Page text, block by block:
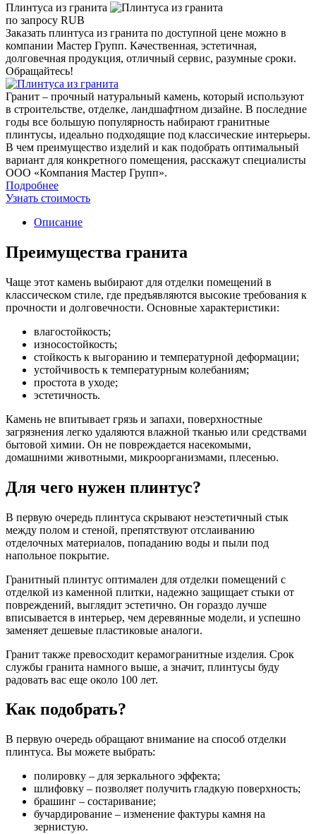
Плинтуса из гранита
по запросу RUB
Заказать плинтуса из гранита по доступной цене можно в
компании Мастер Групп. Качественная, эстетичная,
долговечная продукция, отличный сервис, разумные сроки.
Обращайтесь!
Гранит – прочный натуральный камень, который используют
в строительстве, отделке, ландшафтном дизайне. В последние
годы все большую популярность набирают гранитные
плинтусы, идеально подходящие под классические интерьеры.
В чем преимущество изделий и как подобрать оптимальный
вариант для конкретного помещения, расскажут специалисты
ООО «Компания Мастер Групп».
Подробнее
Узнать стоимость
Описание
Преимущества гранита
Чаще этот камень выбирают для отделки помещений в
классическом стиле, где предъявляются высокие требования к
прочности и долговечности. Основные характеристики:
влагостойкость;
износостойкость;
стойкость к выгоранию и температурной деформации;
устойчивость к температурным колебаниям;
простота в уходе;
эстетичность.
Камень не впитывает грязь и запахи, поверхностные
загрязнения легко удаляются влажной тканью или средствами
бытовой химии. Он не повреждается насекомыми,
домашними животными, микроорганизмами, плесенью.
Для чего нужен плинтус?
В первую очередь плинтуса скрывают неэстетичный стык
между полом и стеной, препятствуют отслаиванию
отделочных материалов, попаданию воды и пыли под
напольное покрытие.
Гранитный плинтус оптимален для отделки помещений с
отделкой из каменной плитки, надежно защищает стыки от
повреждений, выглядит эстетично. Он гораздо лучше
вписывается в интерьер, чем деревянные модели, и успешно
заменяет дешевые пластиковые аналоги.
Гранит также превосходит керамогранитные изделия. Срок
службы гранита намного выше, а значит, плинтусы буду
радовать вас еще около 100 лет.
Как подобрать?
В первую очередь обращают внимание на способ отделки
плинтуса. Вы можете выбрать:
полировку – для зеркального эффекта;
шлифовку – позволяет получить гладкую поверхность;
брашинг – состаривание;
бучардирование – изменение фактуры камня на
зернистую.